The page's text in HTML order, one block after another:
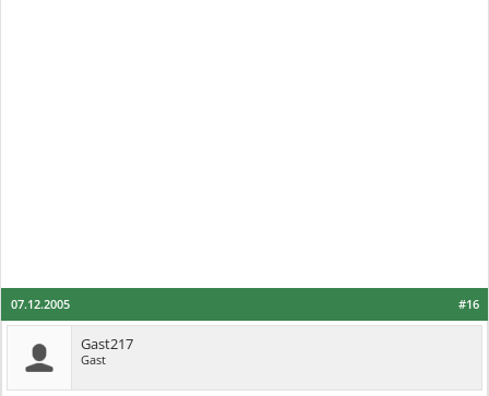
#16
07.12.2005
Gast217
Gast